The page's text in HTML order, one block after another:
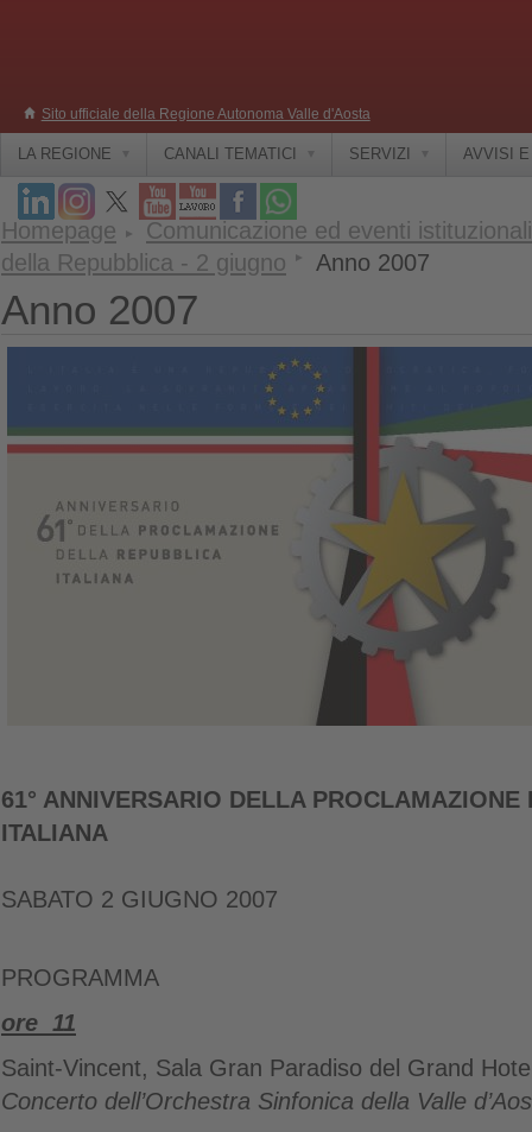
Sito ufficiale della Regione Autonoma Valle d'Aosta
LA REGIONE CANALI TEMATICI SERVIZI AVVISI
Homepage
Comunicazione ed eventi istituzionali
della Repubblica - 2 giugno
Anno 2007
Anno 2007
61° ANNIVERSARIO DELLA
ITALIANA
SABATO 2 GIUGNO 2007
PROGRAMMA
ore 11
Saint-Vincent, Sala Gran Paradiso del Grand
Concerto dell’Orchestra Sinfonica della Valle